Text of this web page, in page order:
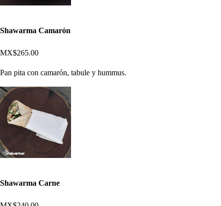
Shawarma Camarón
MX$265.00
Pan pita con camarón, tabule y hummus.
Shawarma Carne